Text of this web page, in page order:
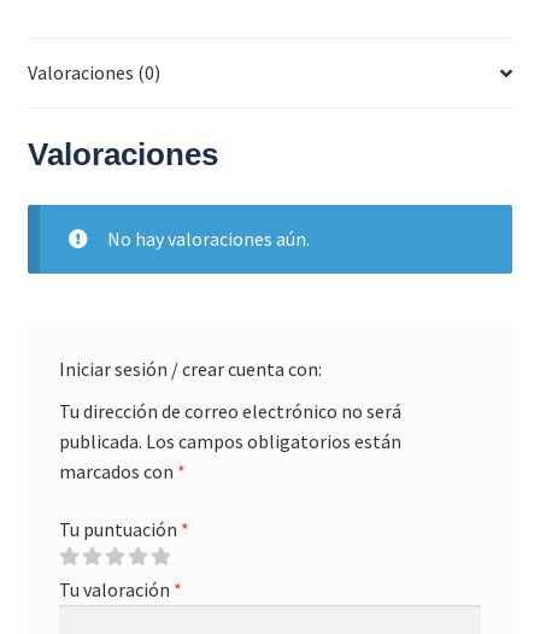
Valoraciones (0)
Valoraciones
No hay valoraciones aún.
Iniciar sesión / crear cuenta con:
Tu dirección de correo electrónico no será
publicada. Los campos obligatorios están
marcados con *
Tu puntuación *
Tu valoración *